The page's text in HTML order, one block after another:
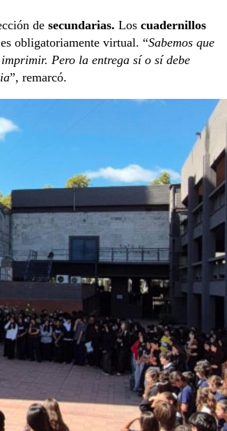
de secundarias. Los cuadernillos
obligatoriamente virtual. “Sabemos que
Pero la entrega sí o sí debe
”, remarcó.